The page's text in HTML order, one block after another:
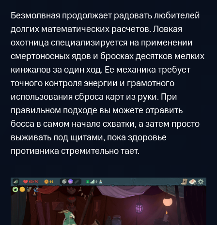
Безмолвная продолжает радовать любителей
долгих математических расчетов. Ловкая
охотница специализируется на применении
смертоносных ядов и бросках десятков мелких
кинжалов за один ход. Ее механика требует
точного контроля энергии и грамотного
использования сброса карт из руки. При
правильном подходе вы можете отравить
босса в самом начале схватки, а затем просто
выживать под щитами, пока здоровье
противника стремительно тает.